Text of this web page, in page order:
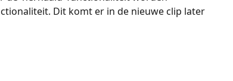
Dit komt er in de nieuwe clip later